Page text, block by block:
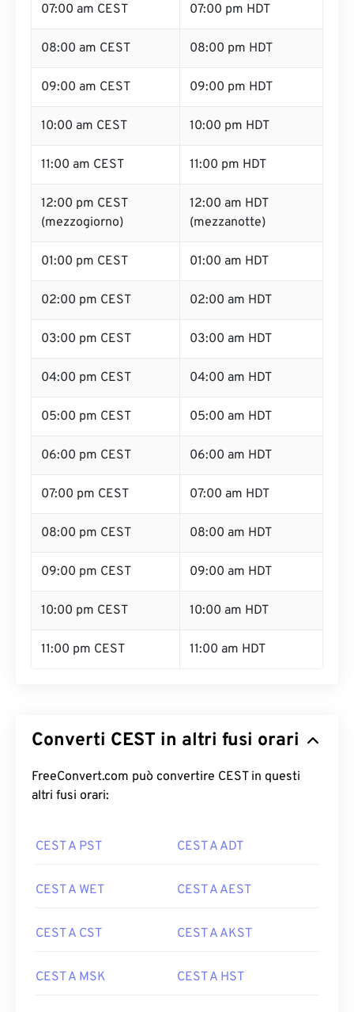
07:00 am CEST 07:00 pm HDT
08:00 am CEST 08:00 pm HDT
09:00 am CEST 09:00 pm HDT
10:00 am CEST 10:00 pm HDT
11:00 am CEST 11:00 pm HDT
12:00 pm CEST
(mezzogiorno)
12:00 am HDT
(mezzanotte)
01:00 pm CEST 01:00 am HDT
02:00 pm CEST 02:00 am HDT
03:00 pm CEST 03:00 am HDT
04:00 pm CEST 04:00 am HDT
05:00 pm CEST 05:00 am HDT
06:00 pm CEST 06:00 am HDT
07:00 pm CEST 07:00 am HDT
08:00 pm CEST 08:00 am HDT
09:00 pm CEST 09:00 am HDT
10:00 pm CEST 10:00 am HDT
11:00 pm CEST 11:00 am HDT
Converti CEST in altri fusi orari
FreeConvert.com può convertire CEST in questi
altri fusi orari:
CEST A PST CEST A ADT
CEST A WET CEST A AEST
CEST A CST CEST A AKST
CEST A MSK CEST A HST